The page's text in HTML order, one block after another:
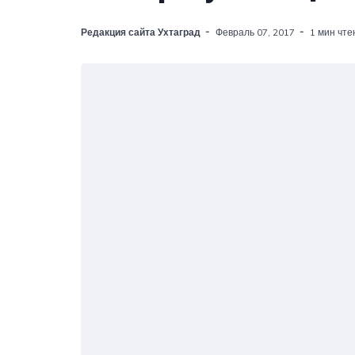
Редакция сайта Ухтаград Февраль 07, 2017 1 мин